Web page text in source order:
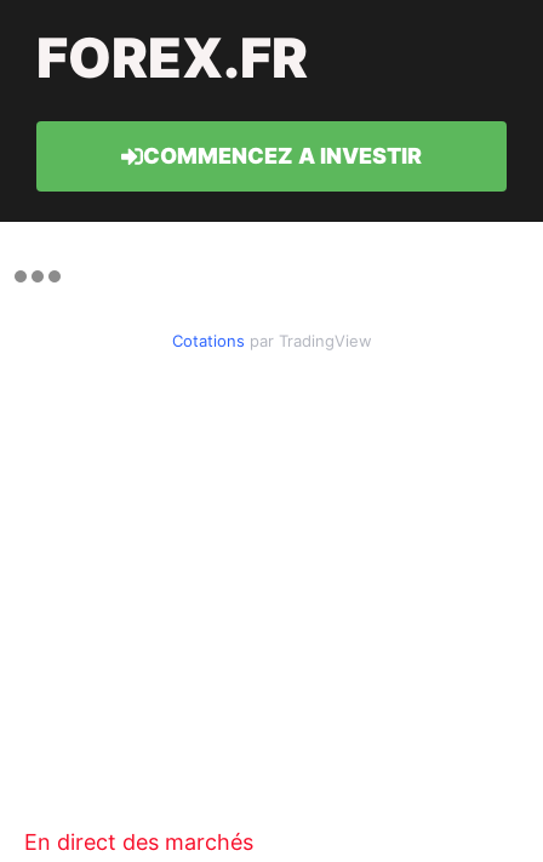
FOREX.FR
COMMENCEZ A INVESTIR
Cotations par TradingView
En direct des marchés